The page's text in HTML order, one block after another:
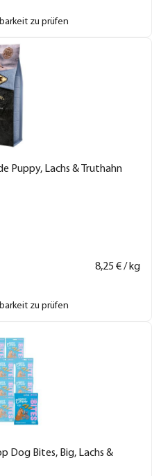
zu prüfen
Puppy, Lachs & Truthahn
8,25€ / kg
zu prüfen
Dog Bites, Big, Lachs &